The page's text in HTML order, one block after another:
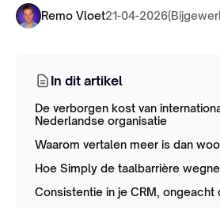
Remo Vloet21-04-2026
In dit artikel
De verborgen kost van
Nederlandse organisatie
Waarom vertalen meer is dan
Hoe Simply de taalbarrière
Consistentie in je CRM,